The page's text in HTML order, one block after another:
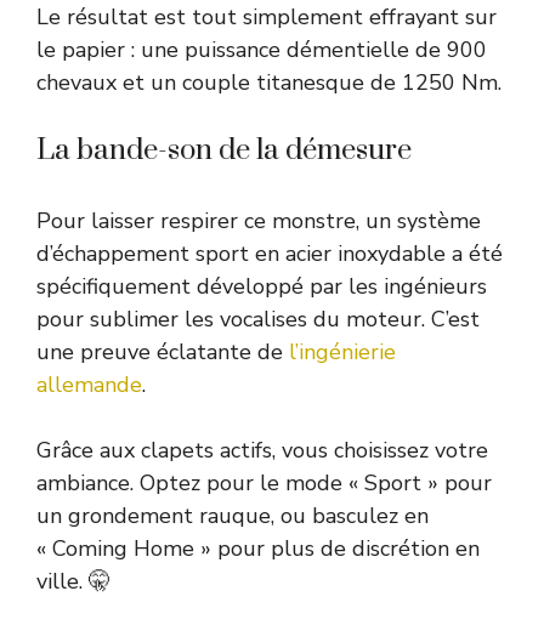
Le résultat est tout simplement effrayant sur
le papier : une puissance démentielle de 900
chevaux et un couple titanesque de 1250 Nm.
La bande-son de la démesure
Pour laisser respirer ce monstre, un système
d’échappement sport en acier inoxydable a été
spécifiquement développé par les ingénieurs
pour sublimer les vocalises du moteur. C’est
une preuve éclatante de l’ingénierie
allemande.
Grâce aux clapets actifs, vous choisissez votre
ambiance. Optez pour le mode « Sport » pour
un grondement rauque, ou basculez en
« Coming Home » pour plus de discrétion en
ville. 🤫